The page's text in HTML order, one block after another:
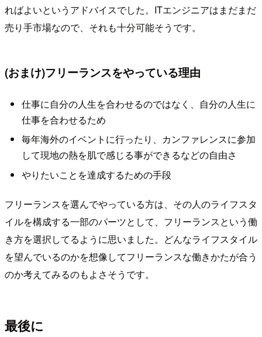
ればよいというアドバイスでした。ITエンジニアはまだまだ
売り手市場なので、それも十分可能そうです。
(おまけ)フリーランスをやっている理由
仕事に自分の人生を合わせるのではなく、自分の人生に
仕事を合わせるため
毎年海外のイベントに行ったり、カンファレンスに参加
して現地の熱を肌で感じる事ができるなどの自由さ
やりたいことを達成するための手段
フリーランスを選んでやっている方は、その人のライフスタ
イルを構成する一部のパーツとして、フリーランスという働
き方を選択してるように思いました。どんなライフスタイル
を望んでいるのかを想像してフリーランスな働きかたが合う
のか考えてみるのもよさそうです。
最後に